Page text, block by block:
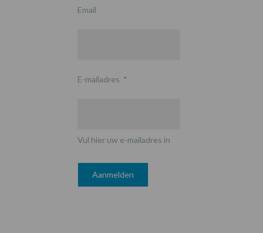
Email
E-mailadres *
Vul hier uw e-mailadres in